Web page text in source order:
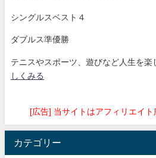
シングルスベスト４
ダブルス準優勝
テニスやスポーツ、遊びなど人生を
しくみる
[広告] 当サイトはアフィリエイ
カテゴリー